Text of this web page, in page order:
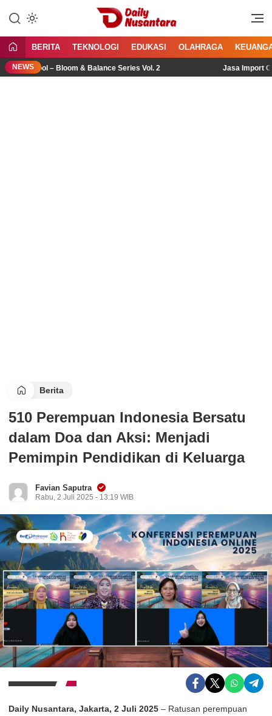
konten
Daily Nusantara
Menyajikan Fakta, Menginspirasi
BERITA TEKNOLOGI EDUKASI OLAHRAGA
NEWS
Pool – Bloom & Balance Series Vol. 2 Jasa Import
Berita
510 Perempuan Indonesia Bersatu
dalam Doa dan Aksi: Menjadi
Pemimpin Pendidikan di Keluarga
Favian Saputra
Rabu, 2 Juli 2025 - 13:19 WIB
Daily Nusantara, Jakarta, 2 Juli 2025 – Ratusan perempuan